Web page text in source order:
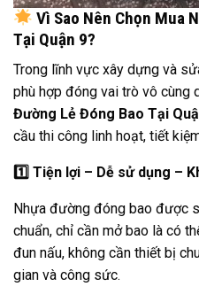
Vì Sao Nên Chọn Mua
Tại Quận 9?
Trong lĩnh vực xây dựng và
phù hợp đóng vai trò vô cùng
Đường Lẻ Đóng Bao Tại
cầu thi công linh hoạt, tiết
1️ Tiện lợi – Dễ sử dụng –
Nhựa đường đóng bao được
chuẩn, chỉ cần mở bao là có
đun nấu, không cần thiết bị
gian và công sức.